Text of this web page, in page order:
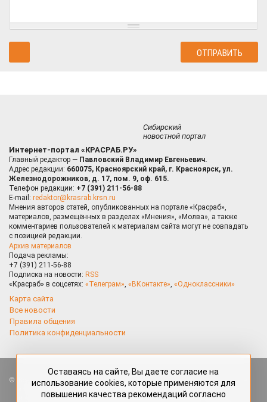
Сибирский
новостной портал
Интернет-портал «КРАСРАБ.РУ»
Главный редактор — Павловский Владимир Евгеньевич.
Адрес редакции: 660075, Красноярский край, г. Красноярск, ул.
Железнодорожников, д. 17, пом. 9, оф. 615.
Телефон редакции: +7 (391) 211-56-88
E-mail: redaktor@krasrab.krsn.ru
Мнения авторов статей, опубликованных на портале «Красраб»,
материалов, размещённых в разделах «Мнения», «Молва», а также
комментариев пользователей к материалам сайта могут не совпадать
с позицией редакции.
Архив материалов
Подача рекламы:
+7 (391) 211-56-88
Подписка на новости: RSS
«Красраб» в соцсетях: «Телеграм», «ВКонтакте», «Одноклассники»
Карта сайта
Все новости
Правила общения
Политика конфиденциальности
Все права защищены. Любые материалы, размещённые на портале
«Красраб.ру» сотрудниками редакции, нештатными авторами
и читателями, являются объектами авторского права. Полное или
Оставаясь на сайте, Вы даете согласие на
использование cookies, которые применяются для
повышения качества рекомендаций согласно